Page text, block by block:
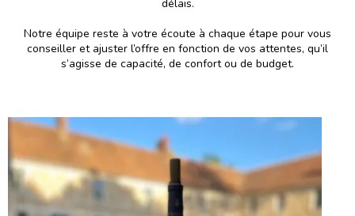
délais.
Notre équipe reste à votre écoute à chaque étape pour vous
conseiller et ajuster l’offre en fonction de vos attentes, qu’il
s’agisse de capacité, de confort ou de budget.